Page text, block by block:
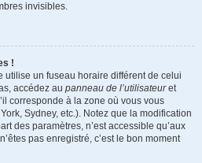
invisibles.
!
utilise un fuseau horaire différent de celui
accédez au panneau de l’utilisateuret
corresponde à la zone où vous vous
Sydney, etc.). Notez que la modification
des paramètres, n’est accessible qu’aux
pas enregistré, c’est le bon moment